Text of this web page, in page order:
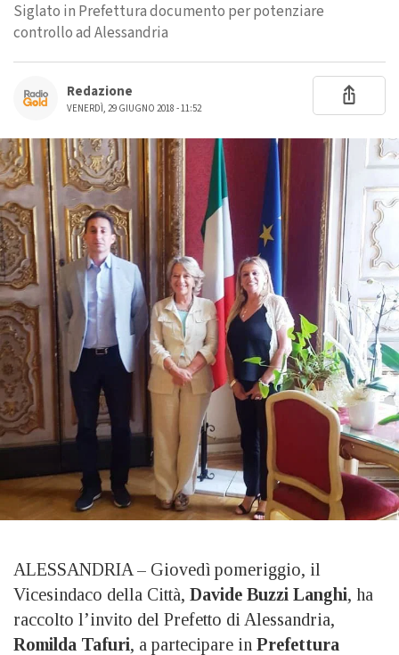
Siglato in Prefettura documento per potenziare
controllo ad Alessandria
Redazione
VENERDÌ, 29 GIUGNO 2018 - 11:52
ALESSANDRIA – Giovedì pomeriggio, il
Vicesindaco della Città, Davide Buzzi Langhi, ha
raccolto l’invito del Prefetto di Alessandria,
Romilda Tafuri, a partecipare in Prefettura